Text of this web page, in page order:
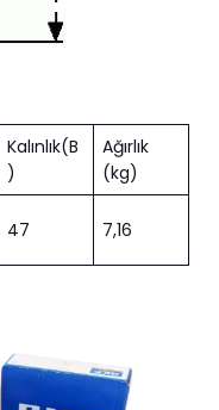
Kalınlık(B
)
Ağırlık
(kg)
47 7,16